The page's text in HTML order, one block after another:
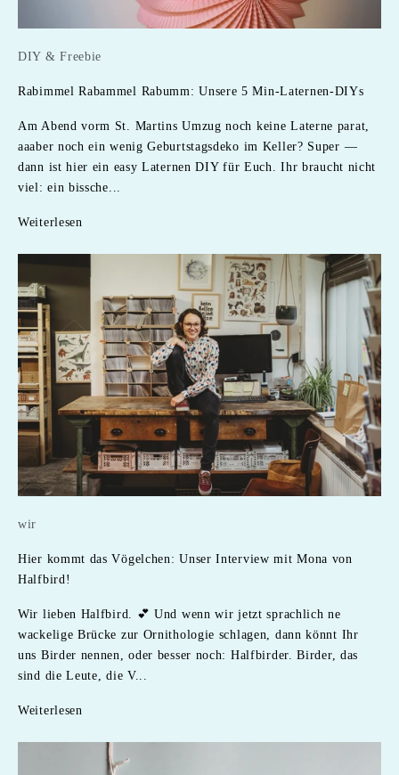
DIY & Freebie
Rabimmel Rabammel Rabumm: Unsere 5 Min-Laternen-DIYs
Am Abend vorm St. Martins Umzug noch keine Laterne parat,
aaaber noch ein wenig Geburtstagsdeko im Keller? Super —
dann ist hier ein easy Laternen DIY für Euch. Ihr braucht nicht
viel: ein bissche...
Weiterlesen
wir
Hier kommt das Vögelchen: Unser Interview mit Mona von
Halfbird!
Wir lieben Halfbird. 💕 Und wenn wir jetzt sprachlich ne
wackelige Brücke zur Ornithologie schlagen, dann könnt Ihr
uns Birder nennen, oder besser noch: Halfbirder. Birder, das
sind die Leute, die V...
Weiterlesen